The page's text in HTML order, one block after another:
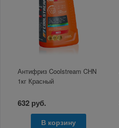
Антифриз Coolstream CHN
1кг Красный
632 руб.
В корзину